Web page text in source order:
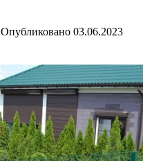
Опубликовано 03.06.2023